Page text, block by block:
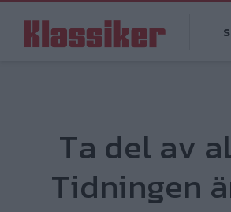
huvudinnehåll
Ta del av
Tidningen